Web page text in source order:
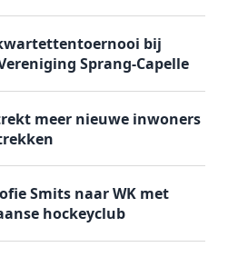
bij
Sprang-Capelle
meer nieuwe inwoners
Smits naar WK met
hockeyclub